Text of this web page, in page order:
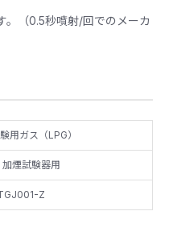
。（0.5秒噴射/回でのメーカ
用ガス（LPG）
煙試験器用
Z